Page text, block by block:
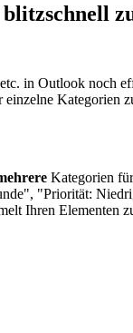
in Outlook noch
Kategorien
"Priorität:
Ihren Elementen